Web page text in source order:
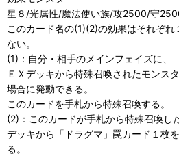
星８/光属性/魔法使い族/攻2500/守
このカード名の(1)(2)の効果はそれぞれ
ない。
(1)：自分・相手のメインフェイズに、
ＥＸデッキから特殊召喚されたモンス
場合に発動できる。
このカードを手札から特殊召喚する。
(2)：このカードが手札から特殊召喚し
デッキから「ドラグマ」罠カード１枚
る。